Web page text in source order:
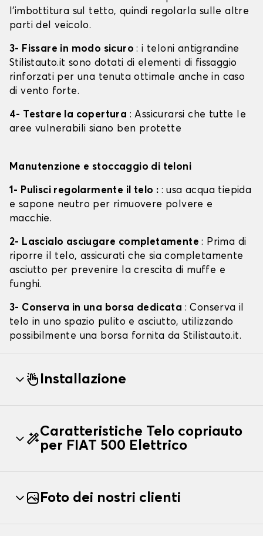
l'imbottitura sul tetto, quindi regolarla sulle altre
parti del veicolo.
3- Fissare in modo sicuro: i teloni antigrandine
Stilistauto.it sono dotati di elementi di fissaggio
rinforzati per una tenuta ottimale anche in caso
di vento forte.
4- Testare la copertura : Assicurarsi che tutte le
aree vulnerabili siano ben protette
Manutenzione e stoccaggio di teloni
1- Pulisci regolarmente il telo : : usa acqua tiepida
e sapone neutro per rimuovere polvere e
macchie.
2- Lascialo asciugare completamente: Prima di
riporre il telo, assicurati che sia completamente
asciutto per prevenire la crescita di muffe e
funghi.
3- Conserva in una borsa dedicata : Conserva il
telo in uno spazio pulito e asciutto, utilizzando
possibilmente una borsa fornita da Stilistauto.it.
Installazione
Caratteristiche Telo copriauto
per FIAT 500 Elettrico
Foto dei nostri clienti